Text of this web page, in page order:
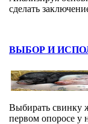
сделать
ВЫБОР И
Выбирать свинку
первом опоросе у